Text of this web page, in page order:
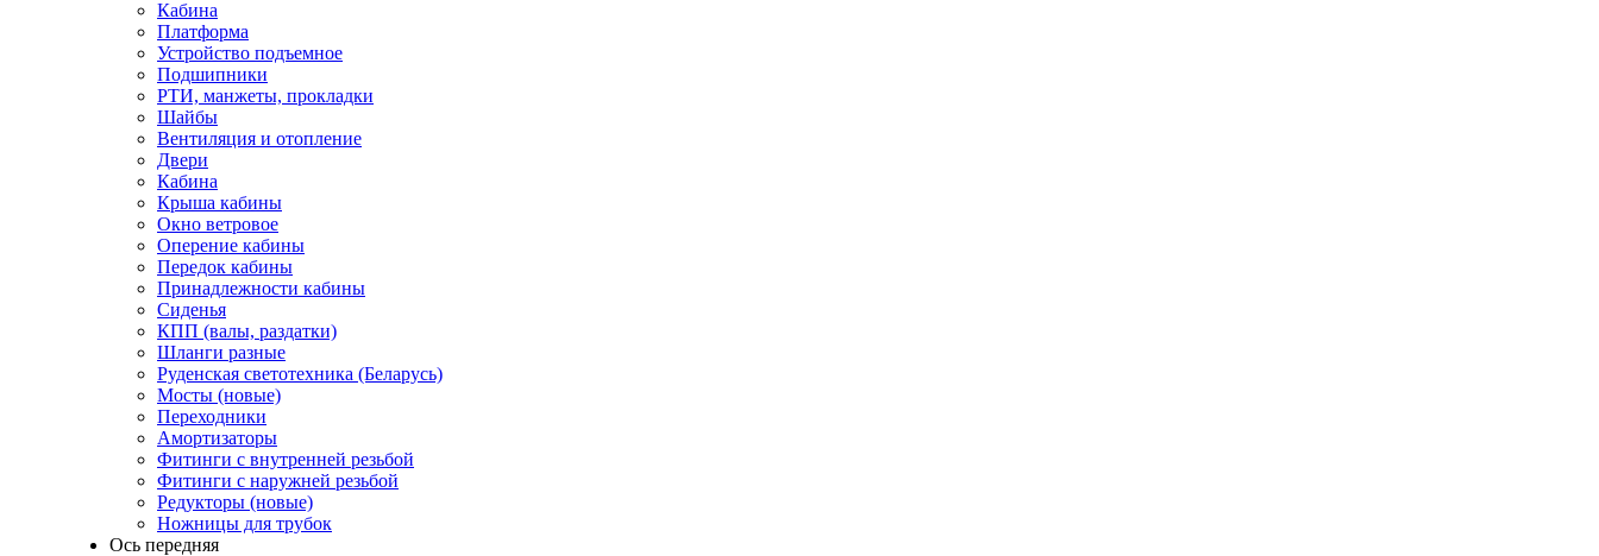
Кабина
Платформа
Устройство подъемное
Подшипники
РТИ, манжеты, прокладки
Шайбы
Вентиляция и отопление
Двери
Кабина
Крыша кабины
Окно ветровое
Оперение кабины
Передок кабины
Принадлежности кабины
Сиденья
КПП (валы, раздатки)
Шланги разные
Руденская светотехника (Беларусь)
Мосты (новые)
Переходники
Амортизаторы
Фитинги с внутренней резьбой
Фитинги с наружней резьбой
Редукторы (новые)
Ножницы для трубок
Ось передняя